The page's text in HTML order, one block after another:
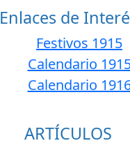
Enlaces de
Festivos 1915
Calendario
Calendario
ARTÍCULOS